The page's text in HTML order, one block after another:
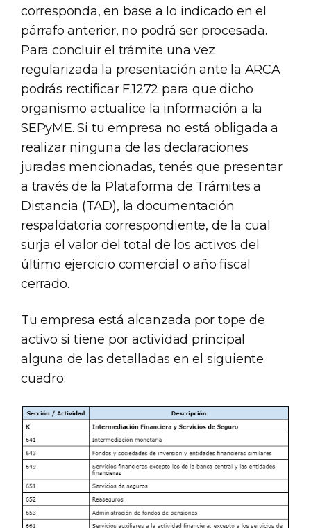
corresponda, en base a lo indicado en el
párrafo anterior, no podrá ser procesada.
Para concluir el trámite una vez
regularizada la presentación ante la ARCA
podrás rectificar F.1272 para que dicho
organismo actualice la información a la
SEPyME. Si tu empresa no está obligada a
realizar ninguna de las declaraciones
juradas mencionadas, tenés que presentar
a través de la Plataforma de Trámites a
Distancia (TAD), la documentación
respaldatoria correspondiente, de la cual
surja el valor del total de los activos del
último ejercicio comercial o año fiscal
cerrado.
Tu empresa está alcanzada por tope de
activo si tiene por actividad principal
alguna de las detalladas en el siguiente
cuadro: